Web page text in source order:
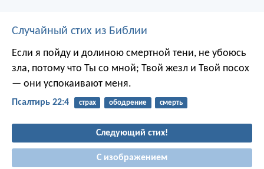
Случайный стих из Библии
Если я пойду и долиною смертной тени, не убоюсь
зла, потому что Ты со мной; Твой жезл и Твой посох
— они успокаивают меня.
Псалтирь 22:4 страх ободрение смерть
Следующий стих!
С изображением